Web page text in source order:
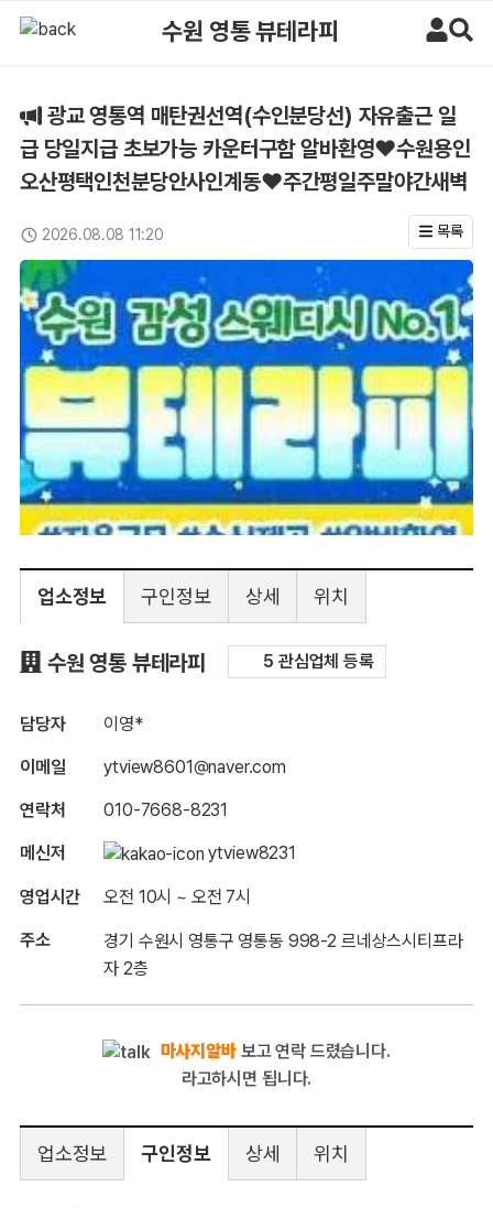
수원 영통 뷰테라피
광교 영통역 매탄권선역(수인분당선) 자유출근 일
급 당일지급 초보가능 카운터구함 알바환영❤️수원용인
오산평택인천분당안사인계동❤️주간평일주말야간새벽
2026.08.08 11:20
업데이트일
목록
업소정보 구인정보 상세 위치
수원 영통 뷰테라피 구인정보5 관심업체 등록
담당자 이영*
이메일 ytview8601@naver.com
연락처 010-7668-8231
메신저 ytview8231
영업시간 오전 10시 ~ 오전 7시
주소
경기 수원시 영통구 영통동 998-2 르네상스시티프라
자 2층
마사지알바보고 연락 드렸습니다.
라고하시면 됩니다.
업소정보 구인정보 상세 위치